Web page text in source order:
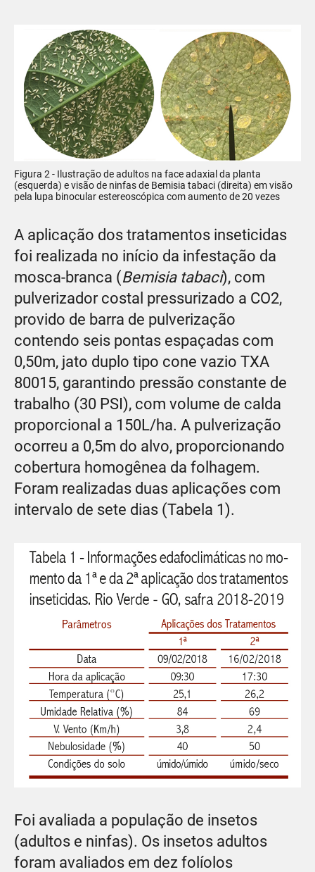
Figura 2 - Ilustração de adultos na face adaxial da planta
(esquerda) e visão de ninfas de Bemisia tabaci (direita) em visão
pela lupa binocular estereoscópica com aumento de 20 vezes
A aplicação dos tratamentos inseticidas
foi realizada no início da infestação da
mosca-branca (Bemisia tabaci), com
pulverizador costal pressurizado a CO2,
provido de barra de pulverização
contendo seis pontas espaçadas com
0,50m, jato duplo tipo cone vazio TXA
80015, garantindo pressão constante de
trabalho (30 PSI), com volume de calda
proporcional a 150L/ha. A pulverização
ocorreu a 0,5m do alvo, proporcionando
cobertura homogênea da folhagem.
Foram realizadas duas aplicações com
intervalo de sete dias (Tabela 1).
Foi avaliada a população de insetos
(adultos e ninfas). Os insetos adultos
foram avaliados em dez folíolos